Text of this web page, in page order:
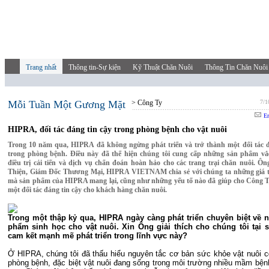
Trang nhất Thông tin-Sự kiện Kỹ Thuật Chăn Nuôi Thông Tin Chăn Nuôi
Mỗi Tuần Một Gương Mặt > Công Ty 7/
HIPRA, đối tác đáng tin cậy trong phòng bệnh cho vật nuôi
Trong 10 năm qua, HIPRA đã không ngừng phát triển và trở thành một đối tác
trong phòng bệnh. Điều này đã thể hiện chúng tôi cung cấp những sản phẩm
điều trị cải tiến và dịch vụ chẩn đoán hoàn hảo cho các trang trại chăn nuôi.
Thiện, Giám Đốc Thương Mại, HIPRA VIETNAM chia sẻ với chúng ta những giá
mà sản phẩm của HIPRA mang lại, cũng như những yếu tố nào đã giúp cho Công
một đối tác đáng tin cậy cho khách hàng chăn nuôi.
Trong một thập kỷ qua, HIPRA ngày càng phát triển chuyên biệt về
phẩm sinh học cho vật nuôi. Xin Ông giải thích cho chúng tôi tại
cam kết mạnh mẽ phát triển trong lĩnh vực này?
Ở HIPRA, chúng tôi đã thấu hiểu nguyên tắc cơ bản sức khỏe vật nuôi
phòng bệnh, đặc biệt vật nuôi đang sống trong môi trường nhiều mầm